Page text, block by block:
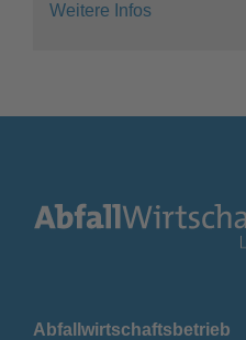
Weitere Infos
Abfallwirtschaftsbetrieb